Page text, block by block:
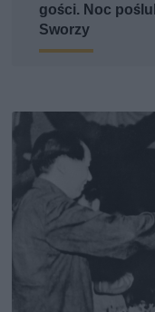
gości. Noc
Sworzy